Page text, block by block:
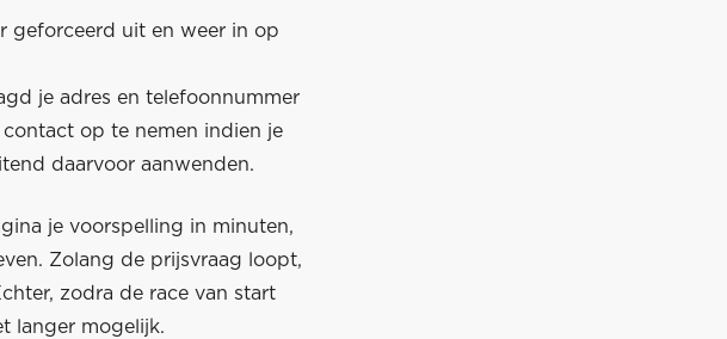
geforceerd uit en weer in op
je adres en telefoonnummer
op te nemen indien je
daarvoor aanwenden.
je voorspelling in minuten,
Zolang de prijsvraag loopt,
zodra de race van start
langer mogelijk.